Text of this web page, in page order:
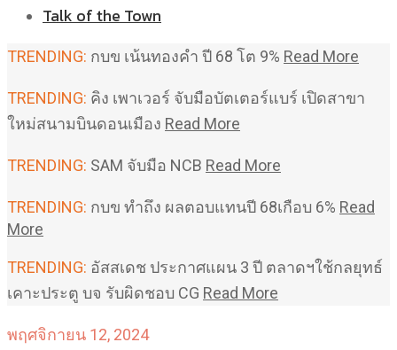
Talk of the Town
TRENDING: กบข เน้นทองคำ ปี 68 โต 9% Read More
TRENDING: คิง เพาเวอร์ จับมือบัตเตอร์แบร์ เปิดสาขา
ใหม่สนามบินดอนเมือง Read More
TRENDING: SAM จับมือ NCB Read More
TRENDING: กบข ทำถึง ผลตอบแทนปี 68เกือบ 6% Read
More
TRENDING: อัสสเดช ประกาศแผน 3 ปี ตลาดฯใช้กลยุทธ์
เคาะประตู บจ รับผิดชอบ CG Read More
พฤศจิกายน 12, 2024